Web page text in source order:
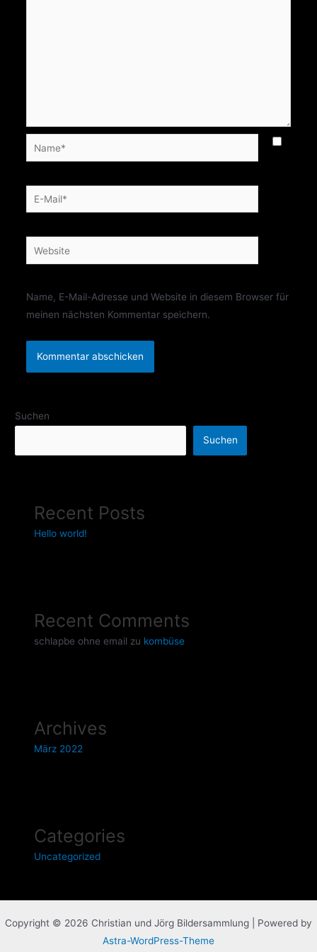
Name*
E-
Mail*
Website
Name, E-Mail-Adresse und Website in diesem Browser für
meinen nächsten Kommentar speichern.
Suchen
Suchen
Recent Posts
Hello world!
Recent Comments
schlapbe ohne email zu kombüse
Archives
März 2022
Categories
Uncategorized
Copyright © 2026 Christian und Jörg Bildersammlung | Powered by
Astra-WordPress-Theme